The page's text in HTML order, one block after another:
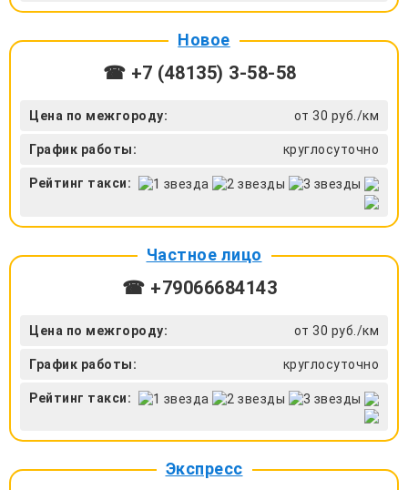
Новое
☎ +7 (48135) 3-58-58
Цена по межгороду: от 30 руб./км
График работы: круглосуточно
Рейтинг такси:
Частное лицо
☎ +79066684143
Цена по межгороду: от 30 руб./км
График работы: круглосуточно
Рейтинг такси:
Экспресс